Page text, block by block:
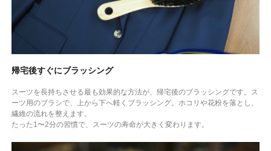
帰宅後すぐにブラッシング
スーツを長持ちさせる最も効果的な方法が、帰宅後のブラッシングです。ス
ーツ用のブラシで、上から下へ軽くブラッシング。ホコリや花粉を落とし、
繊維の流れを整えます。
たった1〜2分の習慣で、スーツの寿命が大きく変わります。